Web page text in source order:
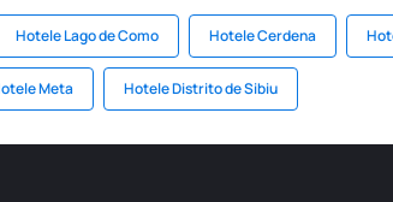
Hotele Lago de Como Hotele Cerdena
Meta Hotele Distrito de Sibiu